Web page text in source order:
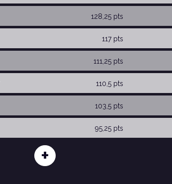
128,25 pts
117 pts
111,25 pts
110,5 pts
103,5 pts
95,25 pts
+